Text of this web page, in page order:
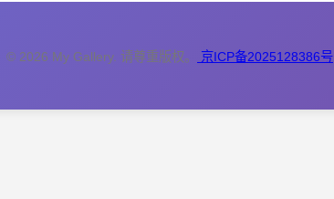
© 2026 My Gallery. 请尊重版权。 京ICP备2025128386号